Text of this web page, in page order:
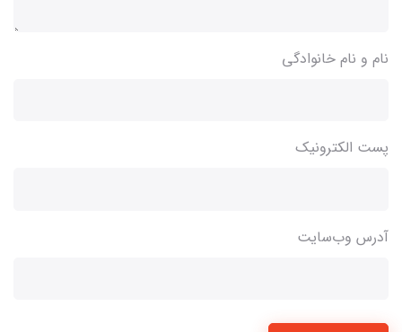
نام و نام خانوادگی
پست الکترونیک
آدرس وب‌سایت